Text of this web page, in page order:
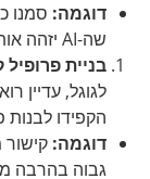
דוגמה:
שה-AI יזהה אותן בקלות.
בניית פרופיל
לגוגל, עדיין
הקפידו לבנות
דוגמה:
גבוה בהרבה